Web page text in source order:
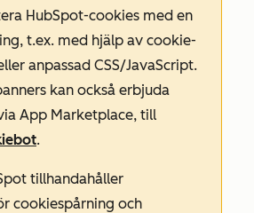
HubSpot-cookies med en
t.ex. med hjälp av cookie-
anpassad CSS/JavaScript.
kan också erbjuda
App Marketplace, till
.
tillhandahåller
cookiespårning och